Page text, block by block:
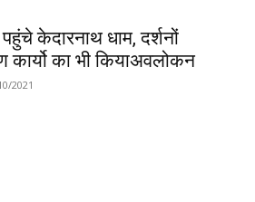
केदारनाथ धाम, दर्शनों
कार्यो का भी कियाअवलोकन
2021